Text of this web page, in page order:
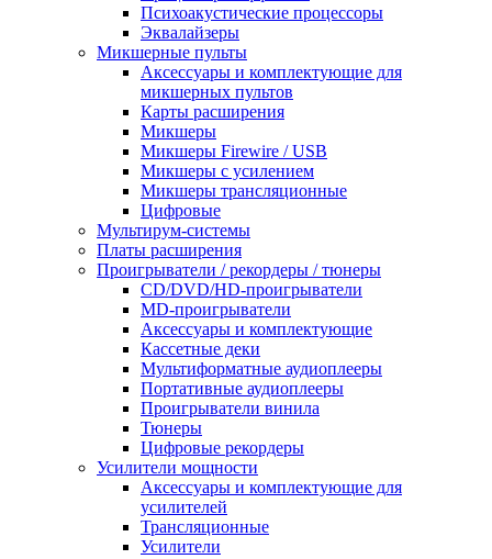
Психоакустические процессоры
Эквалайзеры
Микшерные пульты
Аксессуары и комплектующие для
микшерных пультов
Карты расширения
Микшеры
Микшеры Firewire / USB
Микшеры с усилением
Микшеры трансляционные
Цифровые
Мультирум-системы
Платы расширения
Проигрыватели / рекордеры / тюнеры
CD/DVD/HD-проигрыватели
MD-проигрыватели
Аксессуары и комплектующие
Кассетные деки
Мультиформатные аудиоплееры
Портативные аудиоплееры
Проигрыватели винила
Тюнеры
Цифровые рекордеры
Усилители мощности
Аксессуары и комплектующие для
усилителей
Трансляционные
Усилители